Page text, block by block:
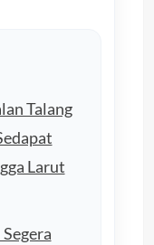
Talang
Larut